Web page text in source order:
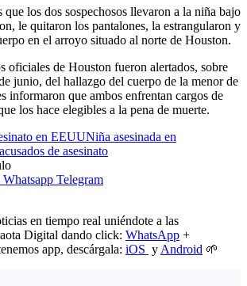
que los dos sospechosos llevaron a la niña bajo
le quitaron los pantalones, la estrangularon y
en el arroyo situado al norte de Houston.
oficiales de Houston fueron alertados, sobre
junio, del hallazgo del cuerpo de la menor de
informaron que ambos enfrentan cargos de
los hace elegibles a la pena de muerte.
en EEUUNiña asesinada en
de asesinato
Whatsapp Telegram
en tiempo real uniéndote a las
Digital dando click: WhatsApp +
app, descárgala: iOS y Android 🌱